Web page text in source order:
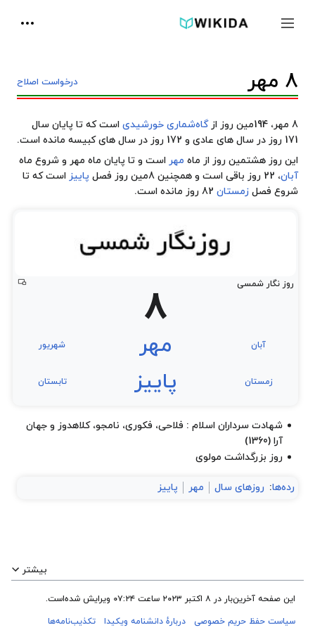
جمع و باز کردن نوار کناری جستجو
درخواست اصلاح 8 مهر
8 مهر، 194مین روز از گاه‌شماری خورشیدی است که تا پایان سال
171 روز در سال های عادی و 172 روز در سال های کبیسه مانده است.
این روز هشتمین روز از ماه مهر است و تا پایان ماه مهر و شروع ماه
آبان، 22 روز باقی است و همچنین 8مین روز فصل پاییز است که تا
شروع فصل زمستان
روز نگار شمسی 8
آبان مهر شهریور
زمستان پاییز تابستان
شهادت سرداران اسلام : فلاحی، فکوری، نامجو، کلاهدوز و جهان
آرا (1360)
روز بزرگداشت مولوی
رده‌ها: روزهای سال مهر پاییز
بیشتر
این صفحه آخرین‌بار در ‏۸ اکتبر ۲۰۲۳ ساعت ‏۰۷:۲۴ ویرایش شده‌است.
سیاست حفظ حریم خصوصی
دربارهٔ دانشنامه ویکیدا تکذیب‌نامه‌ها